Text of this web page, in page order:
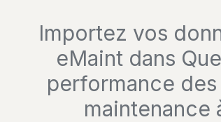
Importez vos
eMaint dans
performance
maintenance